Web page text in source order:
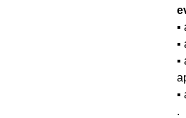
▪️
▪️
▪️
▪️
.